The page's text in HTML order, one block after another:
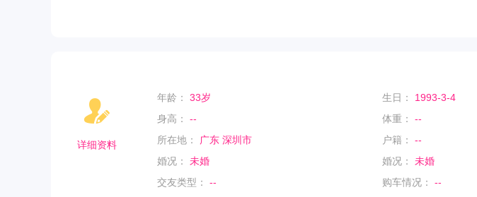
详细资料
年龄： 33岁 生日：
1993-3-4
身高：
-- 体重：
--
所在地：
广东 深圳市 户籍：
--
婚况：
未婚 婚况：
未婚
交友类型：
-- 购车情况：
--